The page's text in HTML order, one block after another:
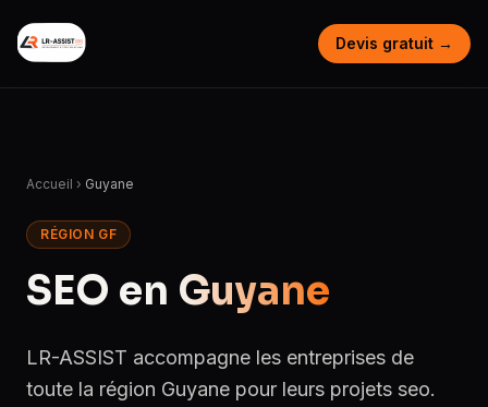
Devis gratuit →
Accueil › Guyane
RÉGION GF
SEO en Guyane
LR-ASSIST accompagne les entreprises de
toute la région Guyane pour leurs projets seo.